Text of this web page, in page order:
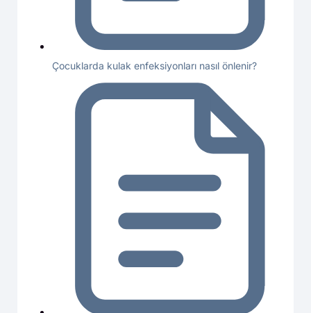
Çocuklarda kulak enfeksiyonları nasıl önlenir?